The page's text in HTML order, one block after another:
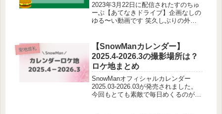
は？SnowManロケ地
2023年3月22日に配信されたすのちゅ
ーぶ【あてなきドライブ】企画なしの
ゆる〜い動画です 笑久しぶりの外ロ
舗？食べたメニューは？調査しまし
た！この記事でわかることS...
聖地巡礼
【SnowManカレンダー】
2025.4-2026.3の撮影場所は？
ロケ地まとめ
SnowManオフィシャルカレンダー
2025.03-2026.03が発売されました。
今回もとても素敵で毎日めくるのが楽